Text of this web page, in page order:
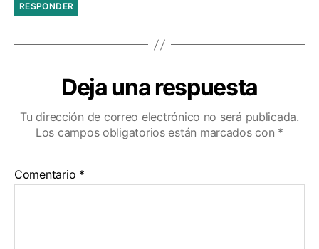
RESPONDER
Deja una respuesta
Tu dirección de correo electrónico no será publicada.
Los campos obligatorios están marcados con *
Comentario *